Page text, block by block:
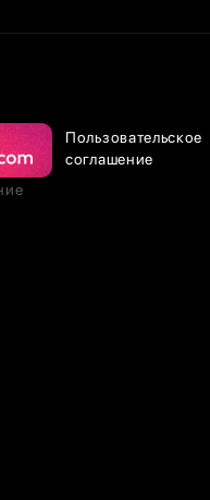
Пользовательское
соглашение